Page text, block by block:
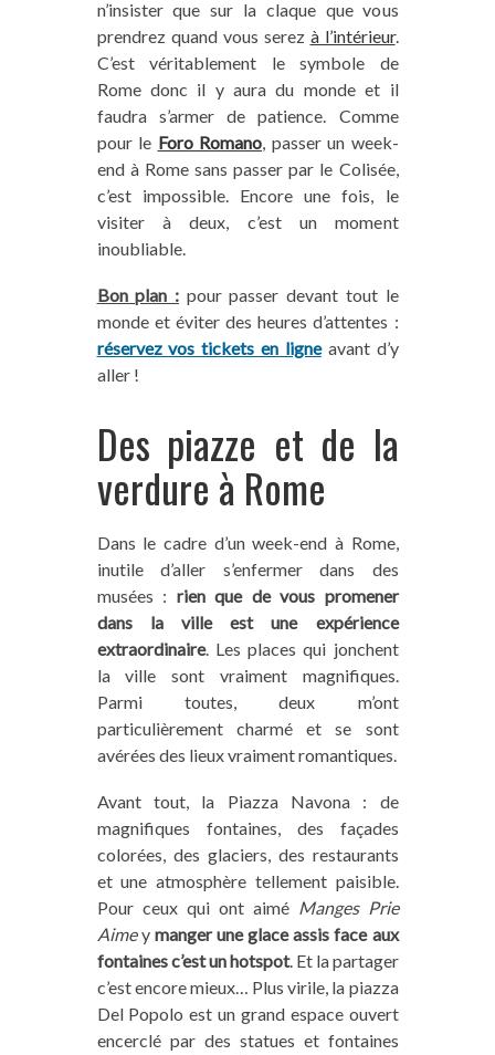
n’insister que sur la claque que vous
prendrez quand vous serez à l’intérieur.
C’est véritablement le symbole de
Rome donc il y aura du monde et il
faudra s’armer de patience. Comme
pour le Foro Romano, passer un week-
end à Rome sans passer par le Colisée,
c’est impossible. Encore une fois, le
visiter à deux, c’est un moment
inoubliable.
Bon plan :pour passer devant tout le
monde et éviter des heures d’attentes :
réservez vos tickets en ligneavant d’y
aller !
Des piazze et de la
verdure à Rome
Dans le cadre d’un week-end à Rome,
inutile d’aller s’enfermer dans des
musées : rien que de vous promener
dans la ville est une expérience
extraordinaire. Les places qui jonchent
la ville sont vraiment magnifiques.
Parmi toutes, deux m’ont
particulièrement charmé et se sont
avérées des lieux vraiment romantiques.
Avant tout, la Piazza Navona : de
magnifiques fontaines, des façades
colorées, des glaciers, des restaurants
et une atmosphère tellement paisible.
Pour ceux qui ont aimé Manges Prie
Aimey manger une glace assis face aux
fontaines c’est un hotspot. Et la partager
c’est encore mieux… Plus virile, la piazza
Del Popolo est un grand espace ouvert
encerclé par des statues et fontaines